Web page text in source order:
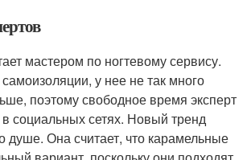
мастером по ногтевому сервису.
у нее не так много
поэтому свободное время эксперт
социальных сетях. Новый тренд
душе. Она считает, что карамельные